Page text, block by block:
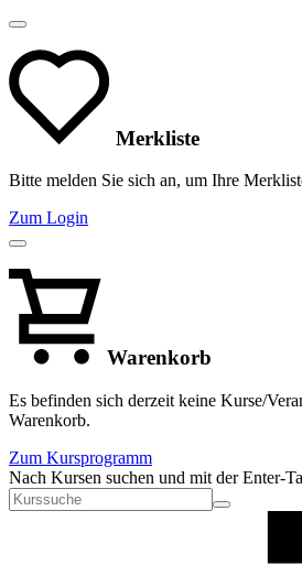
Merkliste
Bitte melden Sie sich an, um Ihre
Zum Login
Warenkorb
Es befinden sich derzeit keine Kurse/
Warenkorb.
Zum Kursprogramm
Nach Kursen suchen und mit der Enter-